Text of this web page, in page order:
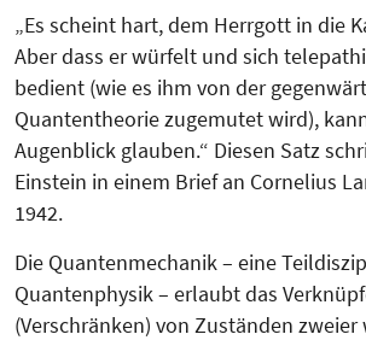
„Es scheint hart, dem Herrgott in die
Aber dass er würfelt und sich
bedient (wie es ihm von der
Quantentheorie zugemutet wird),
Augenblick glauben.“ Diesen Satz
Einstein in einem Brief an Cornelius
1942.
Die Quantenmechanik – eine
Quantenphysik – erlaubt das
(Verschränken) von Zu­ständen